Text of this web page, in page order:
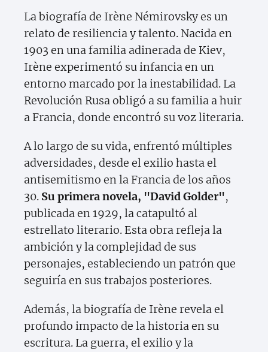
La biografía de Irène Némirovsky es un
relato de resiliencia y talento. Nacida en
1903 en una familia adinerada de Kiev,
Irène experimentó su infancia en un
entorno marcado por la inestabilidad. La
Revolución Rusa obligó a su familia a huir
a Francia, donde encontró su voz literaria.
A lo largo de su vida, enfrentó múltiples
adversidades, desde el exilio hasta el
antisemitismo en la Francia de los años
30. Su primera novela, "David Golder",
publicada en 1929, la catapultó al
estrellato literario. Esta obra refleja la
ambición y la complejidad de sus
personajes, estableciendo un patrón que
seguiría en sus trabajos posteriores.
Además, la biografía de Irène revela el
profundo impacto de la historia en su
escritura. La guerra, el exilio y la